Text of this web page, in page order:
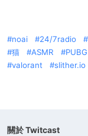
noai 24/7radio
猫
ASMR PUBG
valorant
slither.io
關於 Twitcast